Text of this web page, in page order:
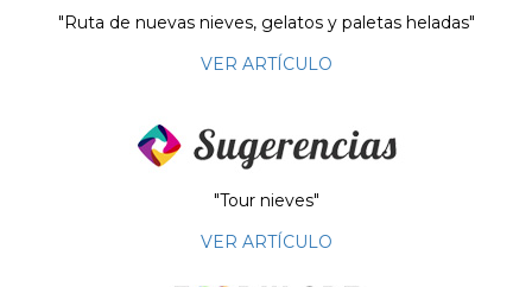
"Ruta de nuevas nieves, gelatos y paletas heladas"
VER ARTÍCULO
"Tour nieves"
VER ARTÍCULO